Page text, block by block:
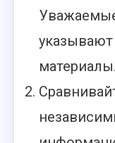
материалы.